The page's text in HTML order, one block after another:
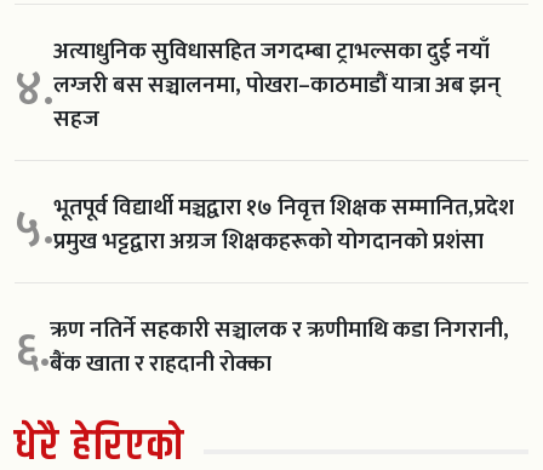
४.अत्याधुनिक सुविधासहित जगदम्बा ट्राभल्सका दुई नयाँ
लग्जरी बस सञ्चालनमा, पोखरा–काठमाडौं यात्रा अब झन्
सहज
५.भूतपूर्व विद्यार्थी मञ्चद्वारा १७ निवृत्त शिक्षक सम्मानित,प्रदेश
प्रमुख भट्टद्वारा अग्रज शिक्षकहरूको योगदानको प्रशंसा
६.ऋण नतिर्ने सहकारी सञ्चालक र ऋणीमाथि कडा निगरानी,
बैंक खाता र राहदानी रोक्का
धेरै हेरिएको